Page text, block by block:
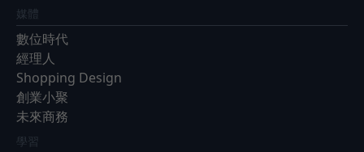
媒體
數位時代
經理人
Shopping Design
創業小聚
未來商務
學習